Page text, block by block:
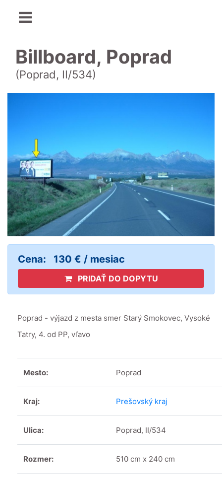
Billboard, Poprad
(Poprad, II/534)
Cena: 130 € / mesiac
PRIDAŤ DO DOPYTU
Poprad - výjazd z mesta smer Starý Smokovec, Vysoké
Tatry, 4. od PP, vľavo
Mesto: Poprad
Kraj: Prešovský kraj
Ulica: Poprad, II/534
Rozmer: 510 cm x 240 cm